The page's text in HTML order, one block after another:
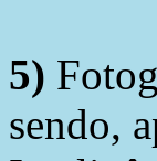
5)
sendo,